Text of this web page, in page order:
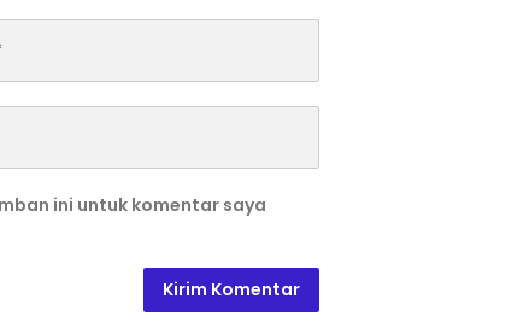
ini untuk komentar saya